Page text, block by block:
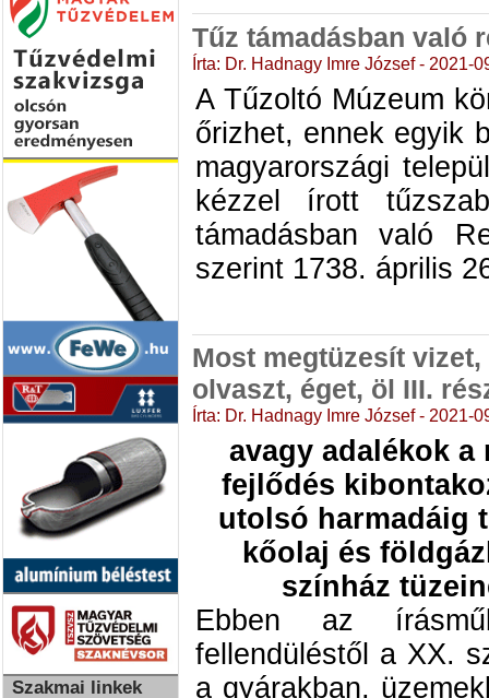
Szakmai linkek
Tűz támadásban való
Írta: Dr. Hadnagy Imre József - 2021-
A Tűzoltó Múzeum
őrizhet, ennek egyik
magyarországi
kézzel írott
támadásban való
szerint 1738. április
Most megtüzesít
olvaszt, éget, öl III.
Írta: Dr. Hadnagy Imre József - 2021-
avagy adalékok a
fejlődés
utolsó harmadáig
kőolaj és
színház
Ebben az
fellendüléstől a XX.
a gyárakban,